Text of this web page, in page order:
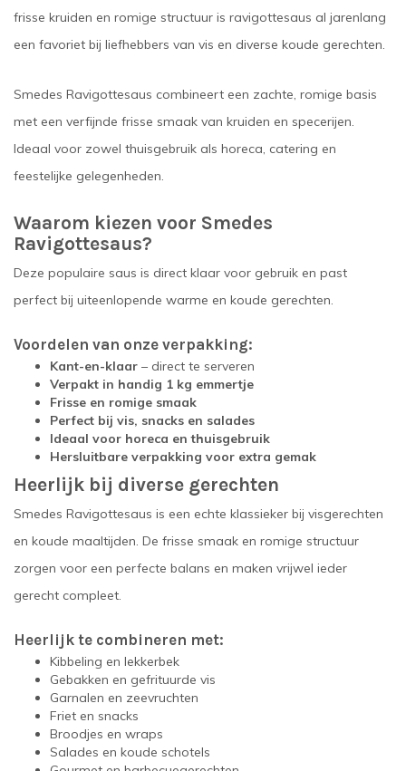
frisse kruiden en romige structuur is ravigottesaus al jarenlang
een favoriet bij liefhebbers van vis en diverse koude gerechten.
Smedes Ravigottesaus combineert een zachte, romige basis
met een verfijnde frisse smaak van kruiden en specerijen.
Ideaal voor zowel thuisgebruik als horeca, catering en
feestelijke gelegenheden.
Waarom kiezen voor Smedes
Ravigottesaus?
Deze populaire saus is direct klaar voor gebruik en past
perfect bij uiteenlopende warme en koude gerechten.
Voordelen van onze verpakking:
Kant-en-klaar – direct te serveren
Verpakt in handig 1 kg emmertje
Frisse en romige smaak
Perfect bij vis, snacks en salades
Ideaal voor horeca en thuisgebruik
Hersluitbare verpakking voor extra gemak
Heerlijk bij diverse gerechten
Smedes Ravigottesaus is een echte klassieker bij visgerechten
en koude maaltijden. De frisse smaak en romige structuur
zorgen voor een perfecte balans en maken vrijwel ieder
gerecht compleet.
Heerlijk te combineren met:
Kibbeling en lekkerbek
Gebakken en gefrituurde vis
Garnalen en zeevruchten
Friet en snacks
Broodjes en wraps
Salades en koude schotels